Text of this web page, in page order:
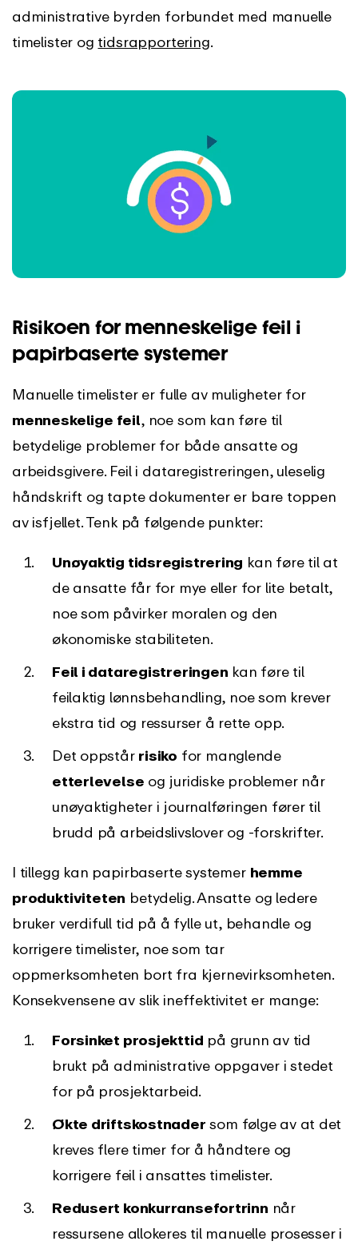
administrative byrden forbundet med manuelle
timelister og tidsrapportering.
Risikoen for menneskelige feil i
papirbaserte systemer
Manuelle timelister er fulle av muligheter for
menneskelige feil, noe som kan føre til
betydelige problemer for både ansatte og
arbeidsgivere. Feil i dataregistreringen, uleselig
håndskrift og tapte dokumenter er bare toppen
av isfjellet. Tenk på følgende punkter:
Unøyaktig tidsregistrering kan føre til at
de ansatte får for mye eller for lite betalt,
noe som påvirker moralen og den
økonomiske stabiliteten.
Feil i dataregistreringen kan føre til
feilaktig lønnsbehandling, noe som krever
ekstra tid og ressurser å rette opp.
Det oppstår risiko for manglende
etterlevelse og juridiske problemer når
unøyaktigheter i journalføringen fører til
brudd på arbeidslivslover og -forskrifter.
I tillegg kan papirbaserte systemer hemme
produktiviteten betydelig. Ansatte og ledere
bruker verdifull tid på å fylle ut, behandle og
korrigere timelister, noe som tar
oppmerksomheten bort fra kjernevirksomheten.
Konsekvensene av slik ineffektivitet er mange:
Forsinket prosjekttid på grunn av tid
brukt på administrative oppgaver i stedet
for på prosjektarbeid.
Økte driftskostnader som følge av at det
kreves flere timer for å håndtere og
korrigere feil i ansattes timelister.
Redusert konkurransefortrinn når
ressursene allokeres til manuelle prosesser i